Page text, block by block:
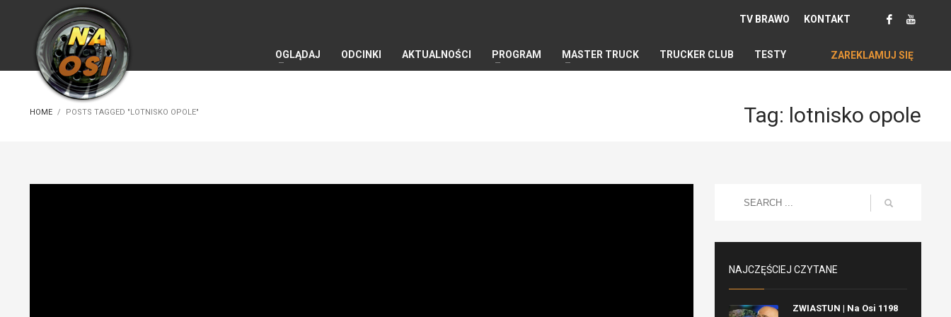
TV BRAWO KONTAKT
OGLĄDAJ ODCINKI AKTUALNOŚCI PROGRAM MASTER TRUCK TRUCKER CLUB TESTY ZAREKLAMUJ SIĘ
HOME POSTS TAGGED "LOTNISKO OPOLE" Tag: lotnisko opole
NAJCZĘŚCIEJ CZYTANE
ZWIASTUN | Na Osi 1198